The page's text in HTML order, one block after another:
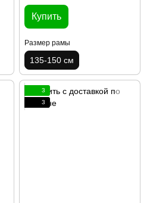
Купить
Размер рамы
135-150 см
3
3